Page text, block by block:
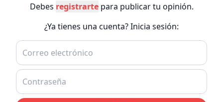
Debes registrartepara publicar tu opinión.
¿Ya tienes una cuenta? Inicia sesión: